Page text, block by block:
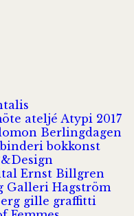
ateljé Atypi 2017
Berlingdagen
bokkonst
Ernst Billgren
Galleri Hagström
gille graffitti